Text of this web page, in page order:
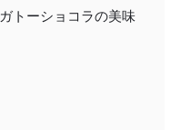
トーショコラの美味